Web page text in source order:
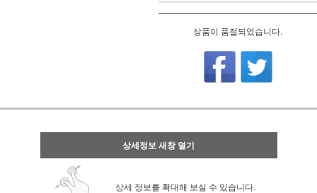
상품이 품절되었습니다.
상세정보 새창 열기
상세 정보를 확대해 보실 수 있습니다.